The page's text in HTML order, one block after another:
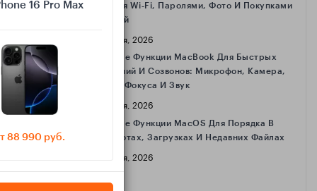
Делиться Wi‑Fi, Паролями, Фото И Покупками
С Семьёй
16 Апреля, 2026
Полезные Функции MacBook Для Быстрых
Совещаний И Созвонов: Микрофон, Камера,
Режимы Фокуса И Звук
16 Апреля, 2026
Полезные Функции MacOS Для Порядка В
Скриншотах, Загрузках И Недавних Файлах
16 Апреля, 2026
16 Pro Max
88 990 руб.